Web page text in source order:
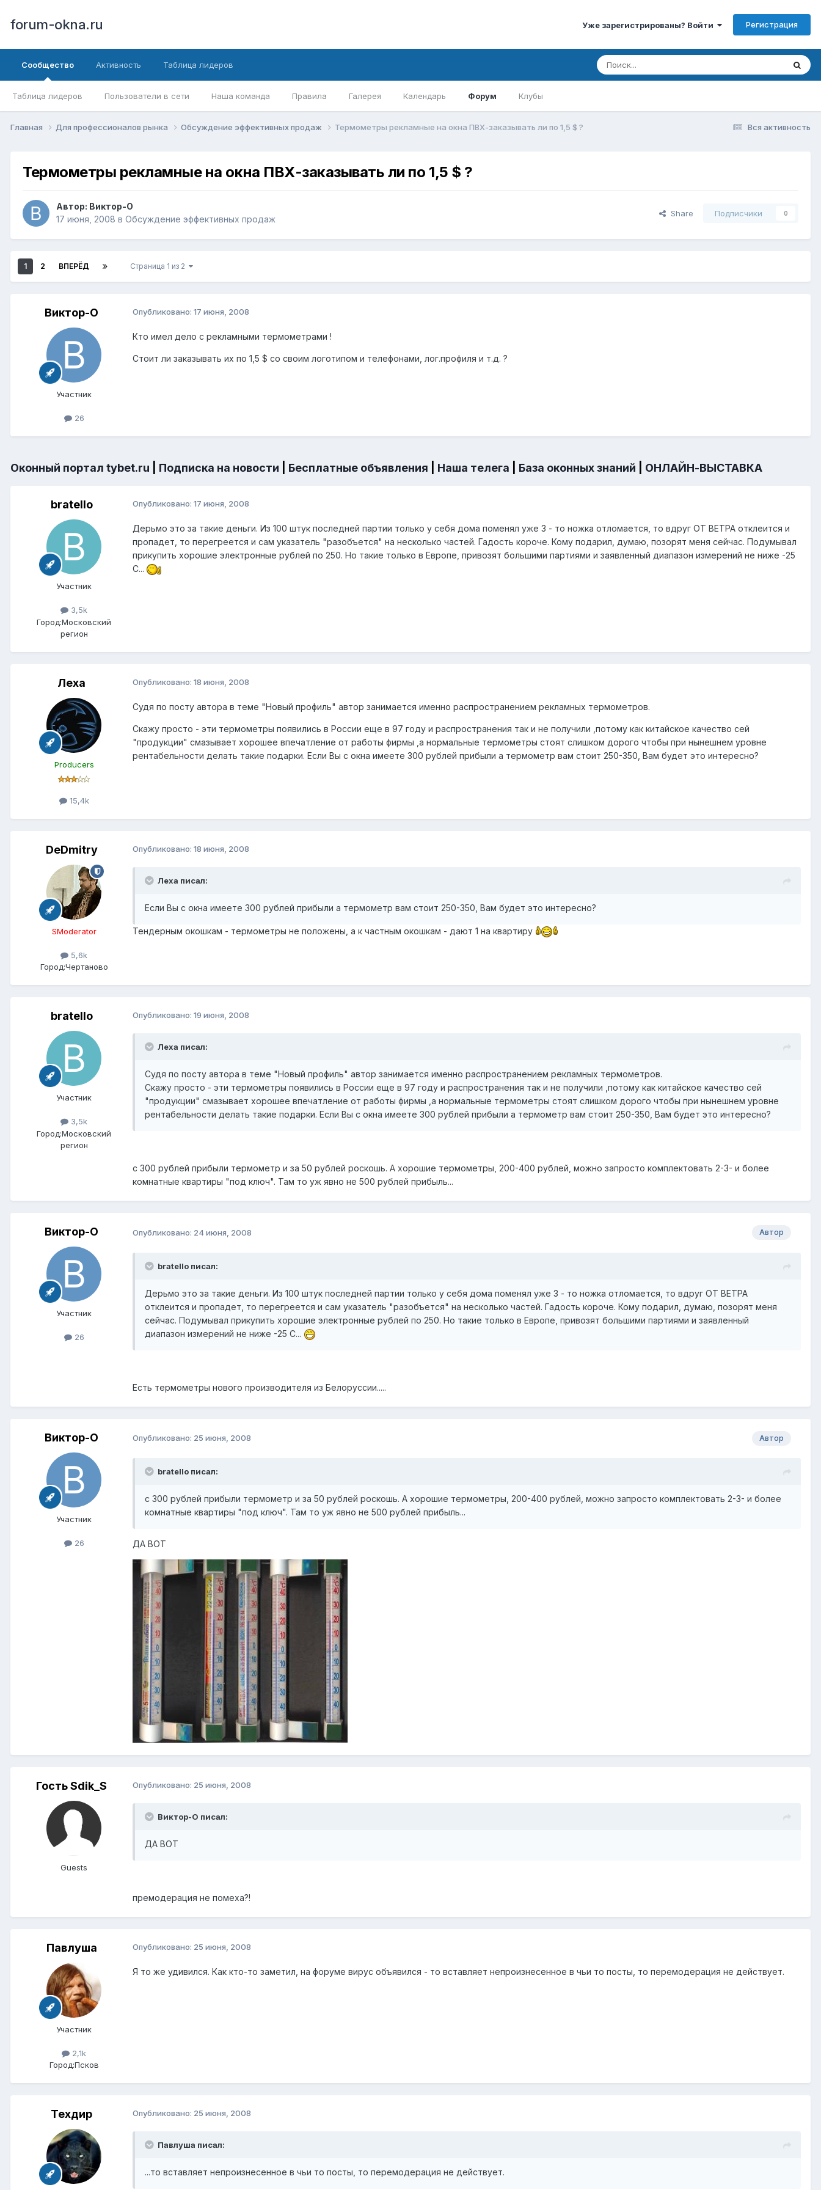
forum-okna.ru Уже зарегистрированы? Войти Регистрация
Сообщество
Таблица лидеров Пользователи в сети Наша команда Правила Галерея Календарь Форум Клубы
Активность Таблица лидеров
Вся активность
Главная Для профессионалов рынка Обсуждение эффективных продаж Термометры рекламные на окна ПВХ-заказывать ли по 1,5 $ ?
Термометры рекламные на окна ПВХ-заказывать ли по 1,5 $ ?
Автор: Виктор-О
17 июня, 2008 в Обсуждение эффективных продаж
Share Подписчики 0
1 2 ВПЕРЁД Страница 1 из 2
Виктор-О
Участник
26
Опубликовано: 17 июня, 2008
Кто имел дело с рекламными термометрами !
Стоит ли заказывать их по 1,5 $ cо своим логотипом и телефонами, лог.профиля и т.д. ?
Оконный портал tybet.ru Подписка на новости Бесплатные объявления Наша телега База оконных знаний ОНЛАЙН-ВЫСТАВКА
bratello
Участник
3,5k
Город:Московский
регион
Опубликовано: 17 июня, 2008
Дерьмо это за такие деньги. Из 100 штук последней партии только у себя дома поменял уже 3 - то ножка отломается, то вдруг ОТ ВЕТРА отклеится и
пропадет, то перегреется и сам указатель "разобъется" на несколько частей. Гадость короче. Кому подарил, думаю, позорят меня сейчас. Подумывал
прикупить хорошие электронные рублей по 250. Но такие только в Европе, привозят большими партиями и заявленный диапазон измерений не ниже -25
С...
Леха
Producers
15,4k
Опубликовано: 18 июня, 2008
Судя по посту автора в теме "Новый профиль" автор занимается именно распространением рекламных термометров.
Скажу просто - эти термометры появились в России еще в 97 году и распространения так и не получили ,потому как китайское качество сей
"продукции" смазывает хорошее впечатление от работы фирмы ,а нормальные термометры стоят слишком дорого чтобы при нынешнем уровне
рентабельности делать такие подарки. Если Вы с окна имеете 300 рублей прибыли а термометр вам стоит 250-350, Вам будет это интересно?
DeDmitry
SModerator
5,6k
Город:Чертаново
Опубликовано: 18 июня, 2008
Леха писал:
Если Вы с окна имеете 300 рублей прибыли а термометр вам стоит 250-350, Вам будет это интересно?
Тендерным окошкам - термометры не положены, а к частным окошкам - дают 1 на квартиру
bratello
Участник
3,5k
Город:Московский
регион
Опубликовано: 19 июня, 2008
Леха писал:
Судя по посту автора в теме "Новый профиль" автор занимается именно распространением рекламных термометров.
Скажу просто - эти термометры появились в России еще в 97 году и распространения так и не получили ,потому как китайское качество сей
"продукции" смазывает хорошее впечатление от работы фирмы ,а нормальные термометры стоят слишком дорого чтобы при нынешнем уровне
рентабельности делать такие подарки. Если Вы с окна имеете 300 рублей прибыли а термометр вам стоит 250-350, Вам будет это интересно?
с 300 рублей прибыли термометр и за 50 рублей роскошь. А хорошие термометры, 200-400 рублей, можно запросто комплектовать 2-3- и более
комнатные квартиры "под ключ". Там то уж явно не 500 рублей прибыль...
Виктор-О
Участник
26
Автор
Опубликовано: 24 июня, 2008
bratello писал:
Дерьмо это за такие деньги. Из 100 штук последней партии только у себя дома поменял уже 3 - то ножка отломается, то вдруг ОТ ВЕТРА
отклеится и пропадет, то перегреется и сам указатель "разобъется" на несколько частей. Гадость короче. Кому подарил, думаю, позорят меня
сейчас. Подумывал прикупить хорошие электронные рублей по 250. Но такие только в Европе, привозят большими партиями и заявленный
диапазон измерений не ниже -25 С...
Есть термометры нового производителя из Белоруссии.....
Виктор-О
Участник
26
Автор
Опубликовано: 25 июня, 2008
bratello писал:
с 300 рублей прибыли термометр и за 50 рублей роскошь. А хорошие термометры, 200-400 рублей, можно запросто комплектовать 2-3- и более
комнатные квартиры "под ключ". Там то уж явно не 500 рублей прибыль...
ДА ВОТ
Гость Sdik_S
Guests
Опубликовано: 25 июня, 2008
Виктор-О писал:
ДА ВОТ
премодерация не помеха?!
Павлуша
Участник
2,1k
Город:Псков
Опубликовано: 25 июня, 2008
Я то же удивился. Как кто-то заметил, на форуме вирус объявился - то вставляет непроизнесенное в чьи то посты, то перемодерация не действует.
Техдир Опубликовано: 25 июня, 2008
Павлуша писал:
...то вставляет непроизнесенное в чьи то посты, то перемодерация не действует.